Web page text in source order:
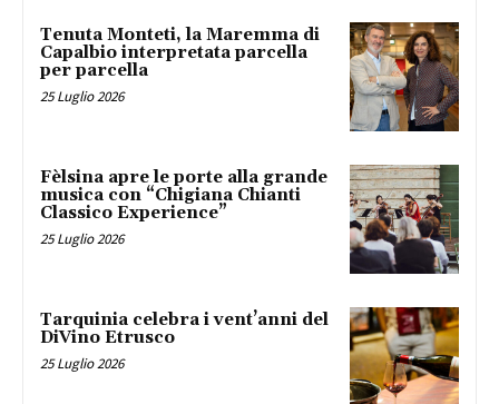
Tenuta Monteti, la Maremma di
Capalbio interpretata parcella
per parcella
25 Luglio 2026
Fèlsina apre le porte alla grande
musica con “Chigiana Chianti
Classico Experience”
25 Luglio 2026
Tarquinia celebra i vent’anni del
DiVino Etrusco
25 Luglio 2026